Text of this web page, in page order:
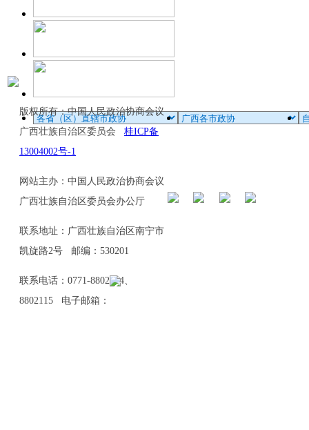
版权所有：中国人民政治协商会议
广西壮族自治区委员会 桂ICP备
13004002号-1
网站主办：中国人民政治协商会议
广西壮族自治区委员会办公厅
联系地址：广西壮族自治区南宁市
凯旋路2号 邮编：530201
联系电话：0771-8802114、
8802115 电子邮箱：